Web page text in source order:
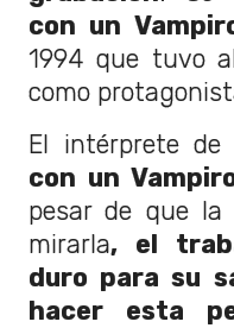
con un
1994 que tuvo
como
El intérprete
con un
pesar de que
mirarla, el
duro para su
hacer esta